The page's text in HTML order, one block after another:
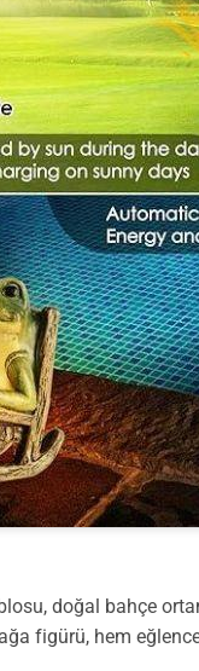
doğal bahçe
figürü, hem